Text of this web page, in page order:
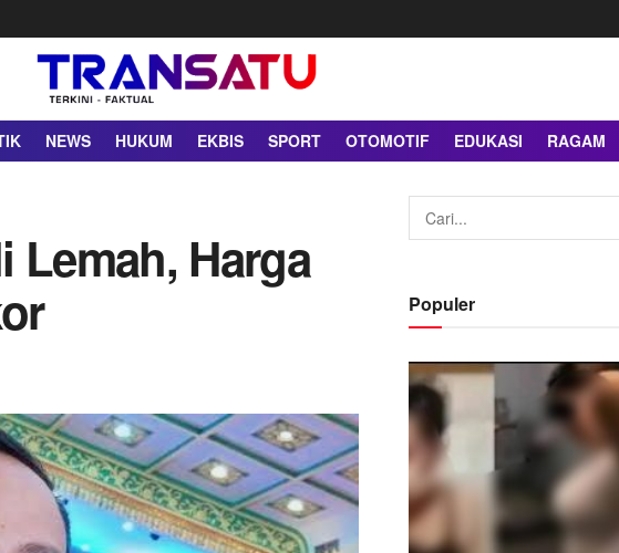
NEWS HUKUM EKBIS SPORT OTOMOTIF EDUKASI RAGAM
Lemah, Harga
Populer